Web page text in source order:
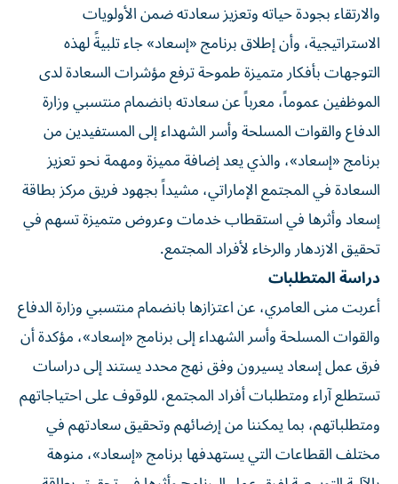
والارتقاء بجودة حياته وتعزيز سعادته ضمن الأولويات
الاستراتيجية، وأن إطلاق برنامج «إسعاد» جاء تلبيةً لهذه
التوجهات بأفكار متميزة طموحة ترفع مؤشرات السعادة لدى
الموظفين عموماً، معرباً عن سعادته بانضمام منتسبي وزارة
الدفاع والقوات المسلحة وأسر الشهداء إلى المستفيدين من
برنامج «إسعاد»، والذي يعد إضافة مميزة ومهمة نحو تعزيز
السعادة في المجتمع الإماراتي، مشيداً بجهود فريق مركز بطاقة
إسعاد وأثرها في استقطاب خدمات وعروض متميزة تسهم في
تحقيق الازدهار والرخاء لأفراد المجتمع.
دراسة المتطلبات
أعربت منى العامري، عن اعتزازها بانضمام منتسبي وزارة الدفاع
والقوات المسلحة وأسر الشهداء إلى برنامج «إسعاد»، مؤكدة أن
فرق عمل إسعاد يسيرون وفق نهج محدد يستند إلى دراسات
تستطلع آراء ومتطلبات أفراد المجتمع، للوقوف على احتياجاتهم
ومتطلباتهم، بما يمكننا من إرضائهم وتحقيق سعادتهم في
مختلف القطاعات التي يستهدفها برنامج «إسعاد»، منوهة